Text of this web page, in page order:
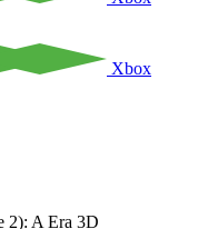
Xbox
2): A Era 3D